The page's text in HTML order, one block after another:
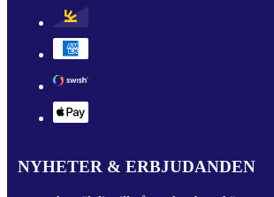
NYHETER & ERBJUDANDEN